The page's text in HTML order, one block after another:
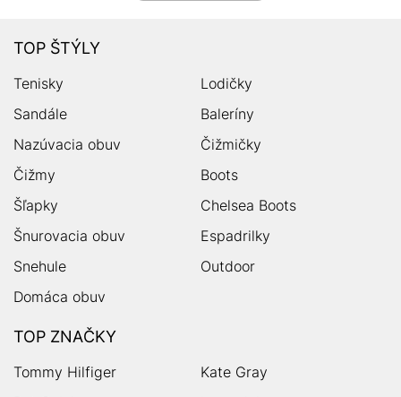
TOP ŠTÝLY
Tenisky
Lodičky
Sandále
Baleríny
Nazúvacia obuv
Čižmičky
Čižmy
Boots
Šľapky
Chelsea Boots
Šnurovacia obuv
Espadrilky
Snehule
Outdoor
Domáca obuv
TOP ZNAČKY
Tommy Hilfiger
Kate Gray